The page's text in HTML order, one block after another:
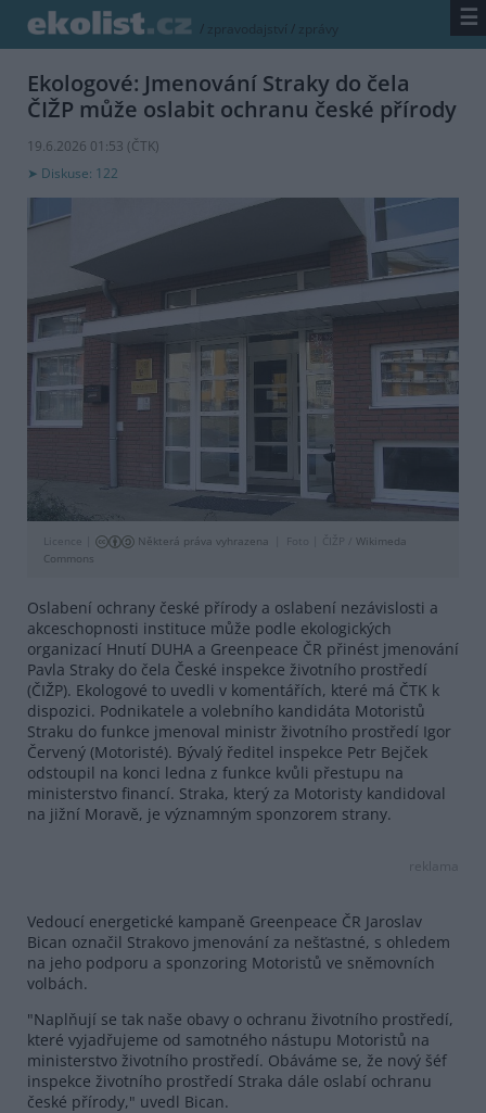
/ zpravodajství / zprávy ☰
Ekologové: Jmenování Straky do čela
ČIŽP může oslabit ochranu české přírody
19.6.2026 01:53 (ČTK)
Diskuse: 122
Licence | Některá práva vyhrazena Foto | ČIŽP / Wikimeda
Commons
Oslabení ochrany české přírody a oslabení nezávislosti a
akceschopnosti instituce může podle ekologických
organizací Hnutí DUHA a Greenpeace ČR přinést jmenování
Pavla Straky do čela České inspekce životního prostředí
(ČIŽP). Ekologové to uvedli v komentářích, které má ČTK k
dispozici. Podnikatele a volebního kandidáta Motoristů
Straku do funkce jmenoval ministr životního prostředí Igor
Červený (Motoristé). Bývalý ředitel inspekce Petr Bejček
odstoupil na konci ledna z funkce kvůli přestupu na
ministerstvo financí. Straka, který za Motoristy kandidoval
na jižní Moravě, je významným sponzorem strany.
reklama
Vedoucí energetické kampaně Greenpeace ČR Jaroslav
Bican označil Strakovo jmenování za nešťastné, s ohledem
na jeho podporu a sponzoring Motoristů ve sněmovních
volbách.
"Naplňují se tak naše obavy o ochranu životního prostředí,
které vyjadřujeme od samotného nástupu Motoristů na
ministerstvo životního prostředí. Obáváme se, že nový šéf
inspekce životního prostředí Straka dále oslabí ochranu
české přírody," uvedl Bican.